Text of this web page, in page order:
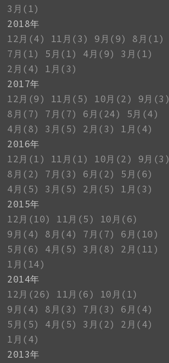
3月(1)
2018年
12月(4)
11月(3) 9月(9)
8月(1)
7月(1)
5月(1) 4月(9)
3月(1)
2月(4)
1月(3)
2017年
12月(9)
11月(5) 10月(2)
9月(3)
8月(7)
7月(7) 6月(24)
5月(4)
4月(8)
3月(5) 2月(3)
1月(4)
2016年
12月(1)
11月(1) 10月(2)
9月(3)
8月(2)
7月(3) 6月(2)
5月(6)
4月(5)
3月(5) 2月(5)
1月(3)
2015年
12月(10)
11月(5)
10月(6)
9月(4)
8月(4) 7月(7)
6月(10)
5月(6)
4月(5) 3月(8)
2月(11)
1月(14)
2014年
12月(26)
11月(6)
10月(1)
9月(4)
8月(3) 7月(3)
6月(4)
5月(5)
4月(5) 3月(2)
2月(4)
1月(4)
2013年